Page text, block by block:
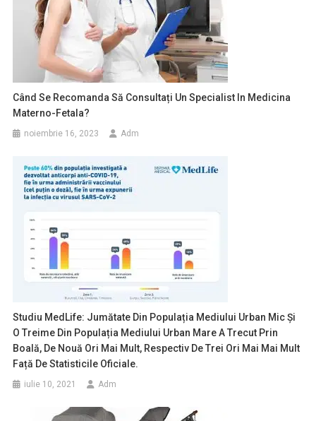
Când Se Recomanda Să Consultați Un Specialist In Medicina
Materno-Fetala?
noiembrie 16, 2023 Adm
Studiu MedLife: Jumătate Din Populația Mediului Urban Mic Și
O Treime Din Populația Mediului Urban Mare A Trecut Prin
Boală, De Nouă Ori Mai Mult, Respectiv De Trei Ori Mai Mai Mult
Față De Statisticile Oficiale.
iulie 10, 2021 Adm